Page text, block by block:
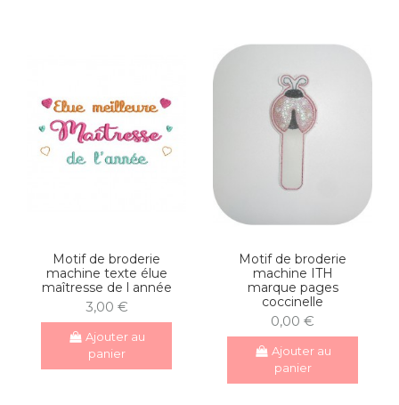
Motif de broderie
machine texte élue
maîtresse de l année
3,00 €
Ajouter au
panier
Motif de broderie
machine ITH
marque pages
coccinelle
0,00 €
Ajouter au
panier